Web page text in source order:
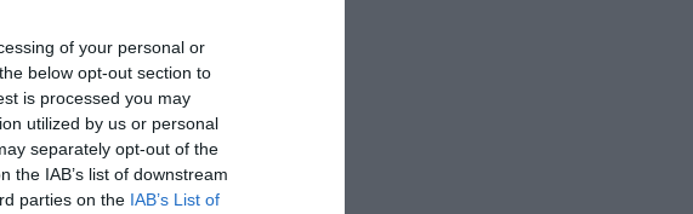
of your personal or
below opt-out section to
is processed you may
utilized by us or personal
separately opt-out of the
the IAB’s list of downstream
parties on the IAB’s List of